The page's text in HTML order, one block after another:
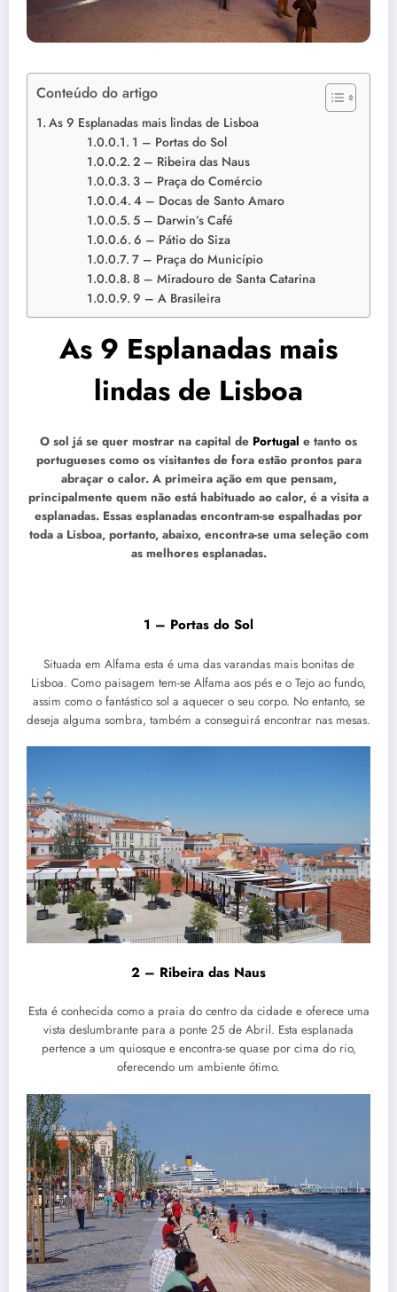
Conteúdo do artigo
As 9 Esplanadas mais lindas de Lisboa
1 – Portas do Sol
2 – Ribeira das Naus
3 – Praça do Comércio
4 – Docas de Santo Amaro
5 – Darwin’s Café
6 – Pátio do Siza
7 – Praça do Município
8 – Miradouro de Santa Catarina
9 – A Brasileira
As 9 Esplanadas mais
lindas de Lisboa
O sol já se quer mostrar na capital de Portugal e tanto os
portugueses como os visitantes de fora estão prontos para
abraçar o calor. A primeira ação em que pensam,
principalmente quem não está habituado ao calor, é a visita a
esplanadas. Essas esplanadas encontram-se espalhadas por
toda a Lisboa, portanto, abaixo, encontra-se uma seleção com
as melhores esplanadas.
1 – Portas do Sol
Situada em Alfama esta é uma das varandas mais bonitas de
Lisboa. Como paisagem tem-se Alfama aos pés e o Tejo ao fundo,
assim como o fantástico sol a aquecer o seu corpo. No entanto, se
deseja alguma sombra, também a conseguirá encontrar nas mesas.
2 – Ribeira das Naus
Esta é conhecida como a praia do centro da cidade e oferece uma
vista deslumbrante para a ponte 25 de Abril. Esta esplanada
pertence a um quiosque e encontra-se quase por cima do rio,
oferecendo um ambiente ótimo.